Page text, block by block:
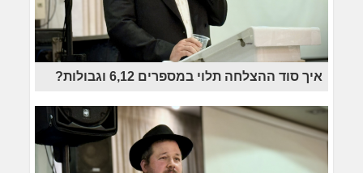
איך סוד ההצלחה תלוי במספרים 6,12 וגבולות?